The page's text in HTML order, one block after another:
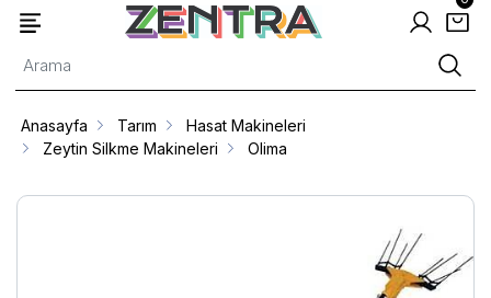
Anasayfa Tarım
Hasat Makineleri
Zeytin Silkme Makineleri
Olima